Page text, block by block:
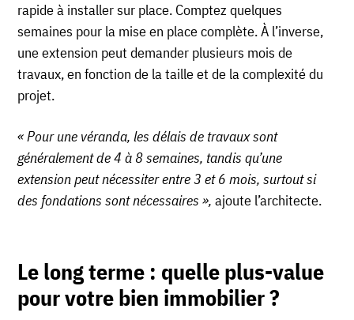
rapide à installer sur place. Comptez quelques
semaines pour la mise en place complète. À l’inverse,
une extension peut demander plusieurs mois de
travaux, en fonction de la taille et de la complexité du
projet.
« Pour une véranda, les délais de travaux sont
généralement de 4 à 8 semaines, tandis qu’une
extension peut nécessiter entre 3 et 6 mois, surtout si
des fondations sont nécessaires », ajoute l’architecte.
Le long terme : quelle plus-value
pour votre bien immobilier ?